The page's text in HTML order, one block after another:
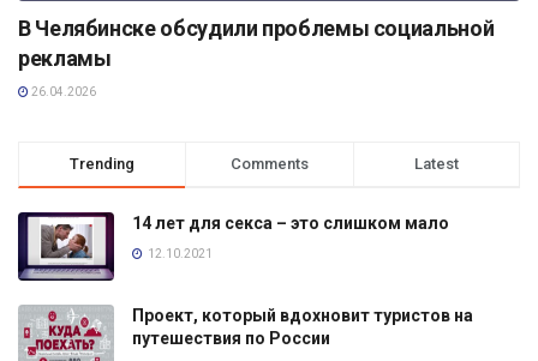
В Челябинске обсудили проблемы социальной
рекламы
26.04.2026
Trending Comments Latest
14 лет для секса – это слишком мало
12.10.2021
Проект, который вдохновит туристов на
путешествия по России